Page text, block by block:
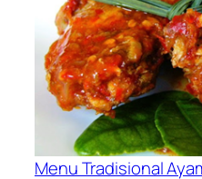
Menu Tradisional